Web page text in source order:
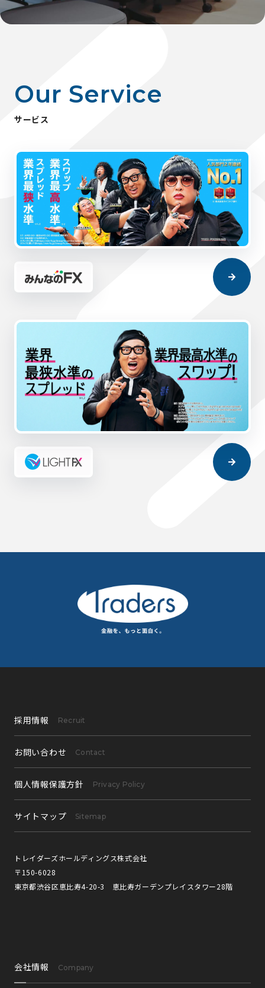
Our Service
サービ ス
トレイダーズホールディングス株式会社
〒150-6028
東京都渋谷区恵比寿4-20-3 恵比寿ガーデンプレイスタワー28階
採用情報 Recruit
お問い合わせ Contact
個人情報保護方針 Privacy Policy
サイトマップ Sitemap
Company
会社情報